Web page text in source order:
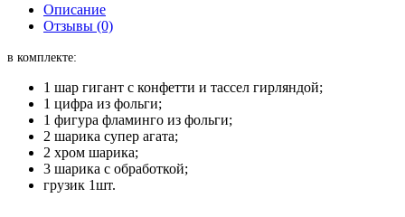
Описание
Отзывы (0)
в комплекте:
1 шар гигант с конфетти и тассел гирляндой;
1 цифра из фольги;
1 фигура фламинго из фольги;
2 шарика супер агата;
2 хром шарика;
3 шарика с обработкой;
грузик 1шт.